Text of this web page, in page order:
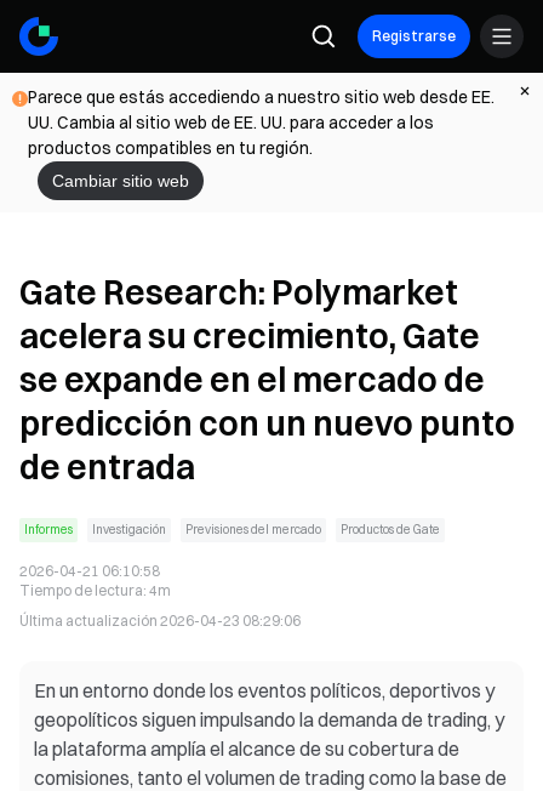
Registrarse
Parece que estás accediendo a nuestro sitio web desde EE.
UU. Cambia al sitio web de EE. UU. para acceder a los
productos compatibles en tu región.
Cambiar sitio web
Gate Research: Polymarket
acelera su crecimiento, Gate
se expande en el mercado de
predicción con un nuevo punto
de entrada
Informes Investigación Previsiones del mercado Productos de Gate
2026-04-21 06:10:58
Tiempo de lectura: 4m
Última actualización 2026-04-23 08:29:06
En un entorno donde los eventos políticos, deportivos y
geopolíticos siguen impulsando la demanda de trading, y
la plataforma amplía el alcance de su cobertura de
comisiones, tanto el volumen de trading como la base de